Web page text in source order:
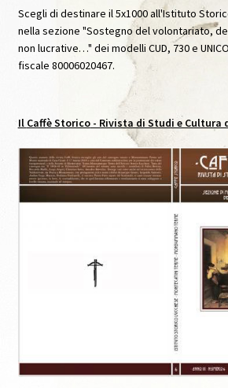
Audioguida Venturi
Caffè Storico
Caffè Storico, IX, Agosto 2020
Caffè Storico, VII, Settembre 2019
Caffè Storico, VIII, Dicembre 2019
Caffè Storico, XI, 2021
Caffè Storico, XIII, 2022
Scegli di destinare il 5x1000 all'Istituto
nella sezione "Sostegno del volontariato,
non lucrative…" dei modelli CUD, 730 e
fiscale 80006020467.
Il Caffè Storico- Rivista di Studi e Cultura